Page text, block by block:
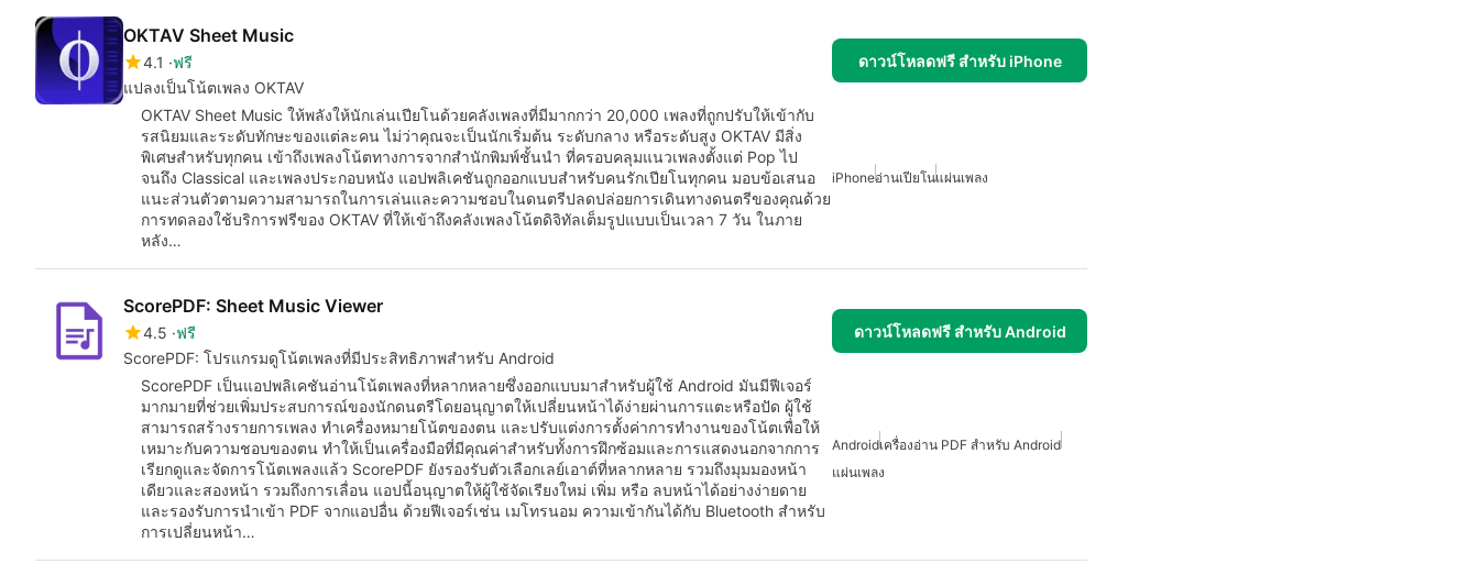
OKTAV Sheet Music
4.1
ฟรี
แปลงเป็นโน้ตเพลง OKTAV
ดาวน์โหลดฟรี สำหรับ iPhone
OKTAV Sheet Music ให้พลังให้นักเล่นเปียโนด้วยคลังเพลงที่มีมากกว่า 20,000 เพลงที่ถูกปรับให้เข้ากับ
รสนิยมและระดับทักษะของแต่ละคน ไม่ว่าคุณจะเป็นนักเริ่มต้น ระดับกลาง หรือระดับสูง OKTAV มีสิ่ง
พิเศษสำหรับทุกคน เข้าถึงเพลงโน้ตทางการจากสำนักพิมพ์ชั้นนำ ที่ครอบคลุมแนวเพลงตั้งแต่ Pop ไป
จนถึง Classical และเพลงประกอบหนัง แอปพลิเคชันถูกออกแบบสำหรับคนรักเปียโนทุกคน มอบข้อเสนอ
แนะส่วนตัวตามความสามารถในการเล่นและความชอบในดนตรีปลดปล่อยการเดินทางดนตรีของคุณด้วย
การทดลองใช้บริการฟรีของ OKTAV ที่ให้เข้าถึงคลังเพลงโน้ตดิจิทัลเต็มรูปแบบเป็นเวลา 7 วัน ในภาย
หลัง…
iPhoneอ่านเปียโนแผ่นเพลง
ScorePDF: Sheet Music Viewer
4.5 ฟรี
ScorePDF: โปรแกรมดูโน้ตเพลงที่มีประสิทธิภาพสำหรับ Android
ดาวน์โหลดฟรี สำหรับ Android
ScorePDF เป็นแอปพลิเคชันอ่านโน้ตเพลงที่หลากหลายซึ่งออกแบบมาสำหรับผู้ใช้ Android มันมีฟีเจอร์
มากมายที่ช่วยเพิ่มประสบการณ์ของนักดนตรีโดยอนุญาตให้เปลี่ยนหน้าได้ง่ายผ่านการแตะหรือปัด ผู้ใช้
สามารถสร้างรายการเพลง ทำเครื่องหมายโน้ตของตน และปรับแต่งการตั้งค่าการทำงานของโน้ตเพื่อให้
เหมาะกับความชอบของตน ทำให้เป็นเครื่องมือที่มีคุณค่าสำหรับทั้งการฝึกซ้อมและการแสดงนอกจากการ
เรียกดูและจัดการโน้ตเพลงแล้ว ScorePDF ยังรองรับตัวเลือกเลย์เอาต์ที่หลากหลาย รวมถึงมุมมองหน้า
เดียวและสองหน้า รวมถึงการเลื่อน แอปนี้อนุญาตให้ผู้ใช้จัดเรียงใหม่ เพิ่ม หรือ ลบหน้าได้อย่างง่ายดาย
และรองรับการนำเข้า PDF จากแอปอื่น ด้วยฟีเจอร์เช่น เมโทรนอม ความเข้ากันได้กับ Bluetooth สำหรับ
การเปลี่ยนหน้า…
Androidเครื่องอ่าน PDF สำหรับ Android
แผ่นเพลง